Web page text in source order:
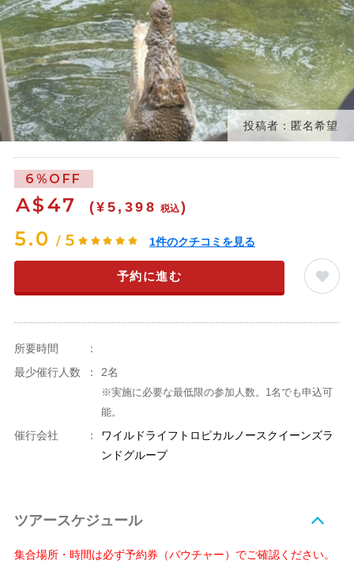
投稿者：匿名希望
6%OFF
A$47 (¥5,398 税込)
5.0 / 5 1件のクチコミを見る
予約に進む
所要時間
：
最少催行人数
： 2名
※実施に必要な最低限の参加人数。1名でも申込可
能。
催行会社 ：
ワイルドライフトロピカルノースクイーンズラ
ンドグループ
ツアースケジュール
集合場所・時間は必ず予約券（バウチャー）でご確認ください。